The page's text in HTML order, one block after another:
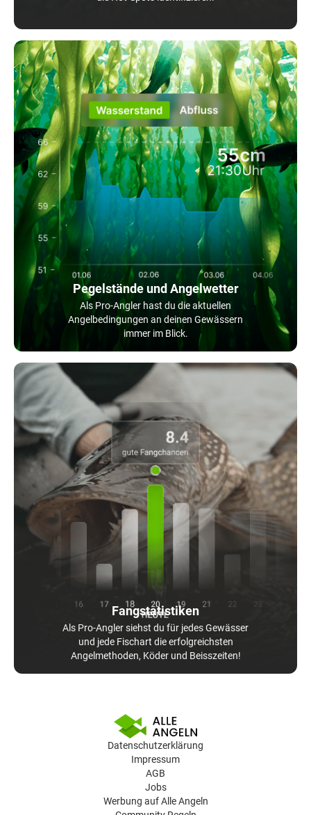
Pegelstände und Angelwetter
Als Pro-Angler hast du die aktuellen
Angelbedingungen an deinen Gewässern
immer im Blick.
Fangstatistiken
Als Pro-Angler siehst du für jedes Gewässer
und jede Fischart die erfolgreichsten
Angelmethoden, Köder und Beisszeiten!
Datenschutzerklärung
Impressum
AGB
Jobs
Werbung auf Alle Angeln